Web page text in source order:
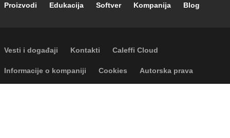
Footer main navigation
Proizvodi Edukacija Softver Kompanija Blog
Footer secondary navigation
Vesti i događaji Kontakti Caleffi Cloud
Footer menu
Informacije o kompaniji Cookies Autorska prava